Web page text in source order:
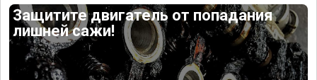
Защитите двигатель от попадания
лишней сажи!